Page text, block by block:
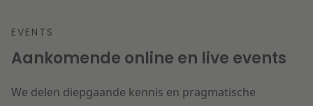
EVENTS
Aankomende online en live events
We delen diepgaande kennis en pragmatische